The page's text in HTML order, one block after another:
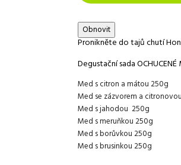
Pronikněte do tajů chutí
Degustační sada OCHUCENÉ
Med s citron a mátou 250g
Med se zázvorem a
Med s jahodou 250g
Med s meruňkou 250g
Med s borůvkou 250g
Med s brusinkou 250g